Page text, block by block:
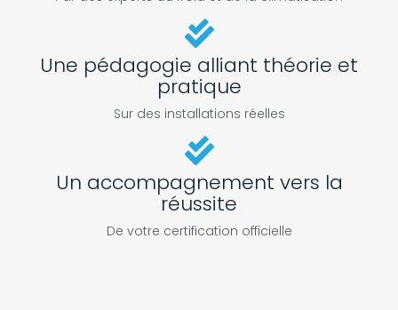
Une pédagogie alliant théorie et
pratique
Sur des installations réelles
Un accompagnement vers la
réussite
De votre certification officielle